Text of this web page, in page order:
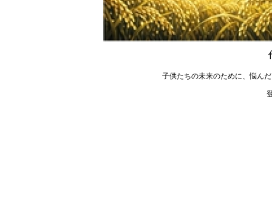
子供たちの未来のために、悩ん